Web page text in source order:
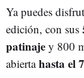
Ya puedes
edición, con sus
patinaje y 800
abiertahasta el